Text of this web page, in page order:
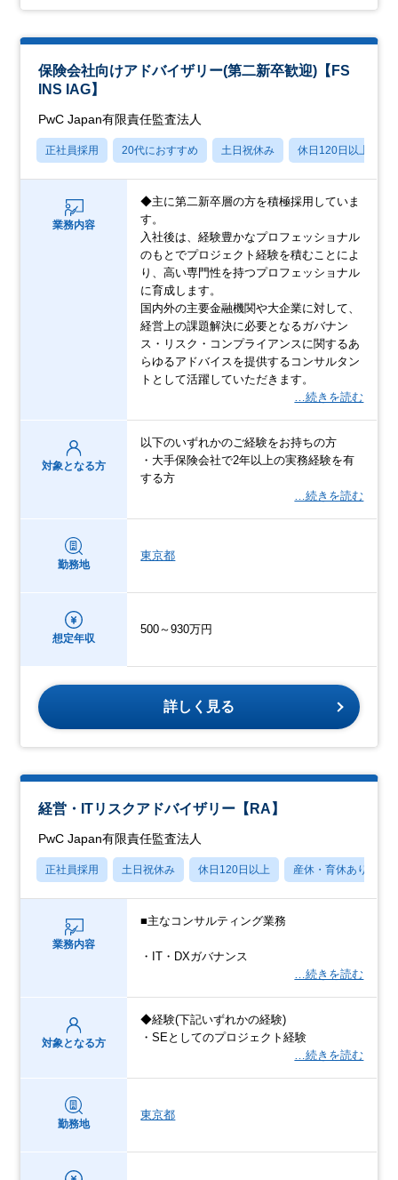
保険会社向けアドバイザリー(第二新卒歓迎)【FS
INS IAG】
PwC Japan有限責任監査法人
正社員採用 20代におすすめ 土日祝休み 休日120日以上
業務内容
◆主に第二新卒層の方を積極採用していま
す。
入社後は、経験豊かなプロフェッショナル
のもとでプロジェクト経験を積むことによ
り、高い専門性を持つプロフェッショナル
に育成します。
国内外の主要金融機関や大企業に対して、
経営上の課題解決に必要となるガバナン
ス・リスク・コンプライアンスに関するあ
らゆるアドバイスを提供するコンサルタン
トとして活躍していただきます。
…続きを読む
対象となる方
以下のいずれかのご経験をお持ちの方
・大手保険会社で2年以上の実務経験を有
する方
…続きを読む
勤務地
東京都
想定年収
500～930万円
詳しく見る
経営・ITリスクアドバイザリー【RA】
PwC Japan有限責任監査法人
正社員採用 土日祝休み 休日120日以上 産休・育休あり
業務内容
■主なコンサルティング業務
・IT・DXガバナンス
…続きを読む
対象となる方
◆経験(下記いずれかの経験)
・SEとしてのプロジェクト経験
…続きを読む
勤務地
東京都